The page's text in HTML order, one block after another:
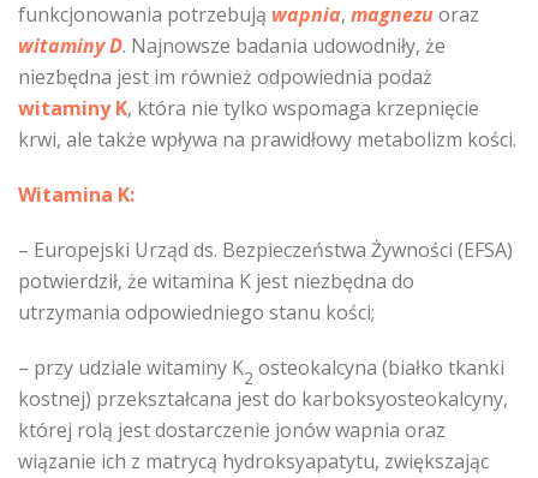
funkcjonowania potrzebują wapnia, magnezuoraz
witaminy D. Najnowsze badania udowodniły, że
niezbędna jest im również odpowiednia podaż
witaminy K, która nie tylko wspomaga krzepnięcie
krwi, ale także wpływa na prawidłowy metabolizm kości.
Witamina K:
– Europejski Urząd ds. Bezpieczeństwa Żywności (EFSA)
potwierdził, że witamina K jest niezbędna do
utrzymania odpowiedniego stanu kości;
– przy udziale witaminy K2 osteokalcyna (białko tkanki
kostnej) przekształcana jest do karboksyosteokalcyny,
której rolą jest dostarczenie jonów wapnia oraz
wiązanie ich z matrycą hydroksyapatytu, zwiększając